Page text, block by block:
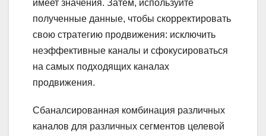
имеет значения. Затем, используйте
полученные данные, чтобы скорректировать
свою стратегию продвижения: исключить
неэффективные каналы и сфокусироваться
на самых подходящих каналах
продвижения.
Сбаналсированная комбинация различных
каналов для различных сегментов целевой